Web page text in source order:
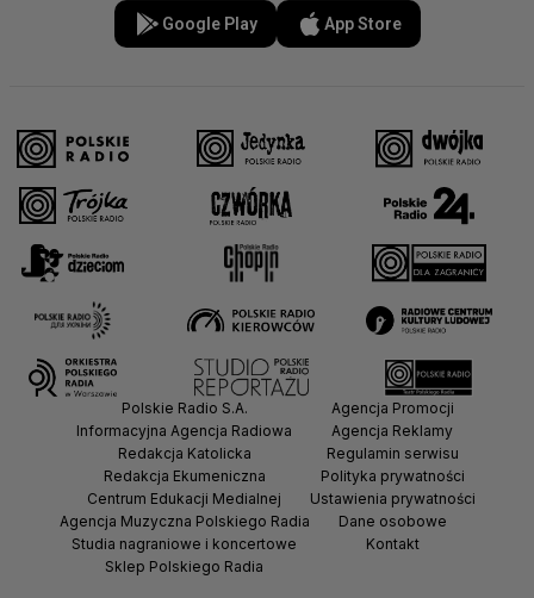
Google Play App Store
Polskie Radio S.A.
Informacyjna Agencja Radiowa
Redakcja Katolicka
Redakcja Ekumeniczna
Centrum Edukacji Medialnej
Agencja Muzyczna Polskiego Radia
Studia nagraniowe i koncertowe
Sklep Polskiego Radia
Agencja Promocji
Agencja Reklamy
Regulamin serwisu
Polityka prywatności
Ustawienia prywatności
Dane osobowe
Kontakt